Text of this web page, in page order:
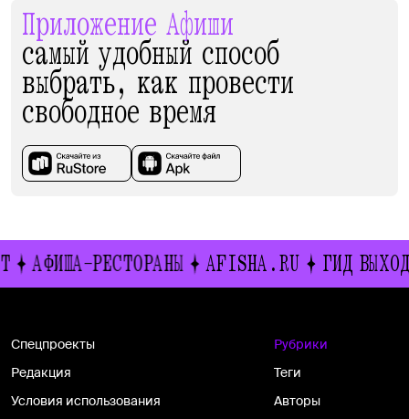
Приложение Афиши
самый удобный способ
выбрать, как провести
свободное время
AFISHA.RU ГИД ВЫХОДНОГО ДНЯ
Спецпроекты
Редакция
Условия использования
Рубрики
Теги
Авторы